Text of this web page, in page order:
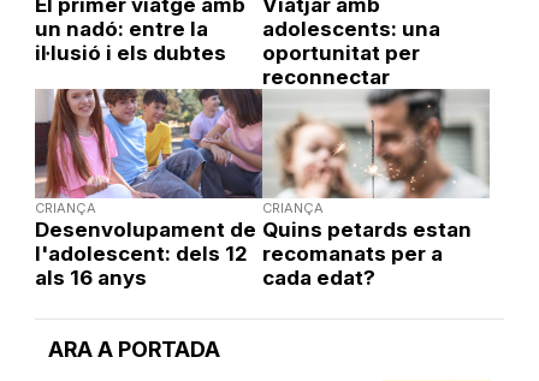
ARA A PORTADA
El primer viatge amb
un nadó: entre la
il·lusió i els dubtes
Viatjar amb
adolescents: una
oportunitat per
reconnectar
CRIANÇA
Desenvolupament de
l'adolescent: dels 12
als 16 anys
CRIANÇA
Quins petards estan
recomanats per a
cada edat?